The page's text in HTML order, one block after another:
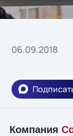
06.09.2018
Компания